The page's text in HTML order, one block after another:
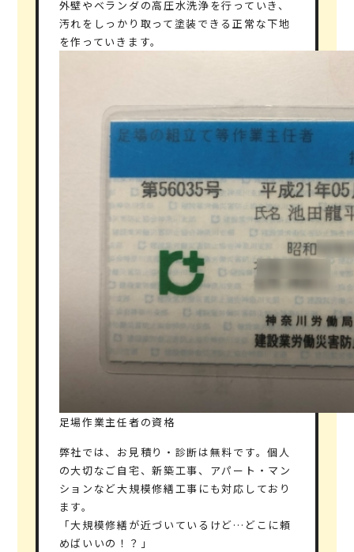
外壁やベランダの高圧水洗浄を行っていき、
汚れをしっかり取って塗装できる正常な下地
を作っていきます。
足場作業主任者の資格
弊社では、お見積り・診断は無料です。個人
の大切なご自宅、新築工事、アパート・マン
ションなど大規模修繕工事にも対応しており
ます。
「大規模修繕が近づいているけど…どこに頼
めばいいの！？」